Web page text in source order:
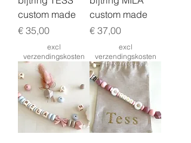
custom made
Prijs
€ 35,00
excl
verzendingskosten
custom made
Prijs
€ 37,00
excl
verzendingskosten